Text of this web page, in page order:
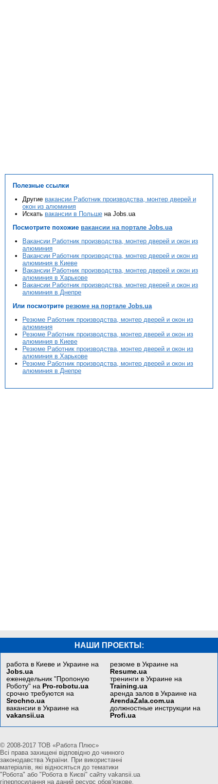
Полезные ссылки
Другие вакансии Работник производства, монтер дверей и
окон из алюминия
Искать вакансии в Польше на Jobs.ua
Посмотрите похожие вакансии на портале Jobs.ua
Вакансии Работник производства, монтер дверей и окон из
алюминия
Вакансии Работник производства, монтер дверей и окон из
алюминия в Киеве
Вакансии Работник производства, монтер дверей и окон из
алюминия в Харькове
Вакансии Работник производства, монтер дверей и окон из
алюминия в Днепре
Или посмотрите резюме на портале Jobs.ua
Резюме Работник производства, монтер дверей и окон из
алюминия
Резюме Работник производства, монтер дверей и окон из
алюминия в Киеве
Резюме Работник производства, монтер дверей и окон из
алюминия в Харькове
Резюме Работник производства, монтер дверей и окон из
алюминия в Днепре
НАШИ ПРОЕКТЫ:
работа в Киеве и Украине на
Jobs.ua
еженедельник "Пропоную
Роботу" на Pro-robotu.ua
срочно требуются на
Srochno.ua
вакансии в Украине на
vakansii.ua
резюме в Украине на
Resume.ua
тренинги в Украине на
Training.ua
аренда залов в Украине на
ArendaZala.com.ua
должностные инструкции на
Profi.ua
© 2008-2017 ТОВ «Работа Плюс»
Всі права захищені відповідно до чинного
законодавства України. При використанні
матеріалів, які відносяться до тематики
"Робота" або "Робота в Києві" сайту vakansii.ua
гіперпосилання на даний ресурс обов'язкове.